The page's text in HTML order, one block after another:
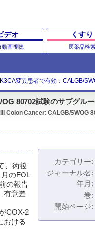
デオ
動画視聴
くすり
医薬品検索
変異患者で有効：CALGB/
80702試験のサブグル
Colon Cancer: CALGB/SWOG
カテゴリー
ジャーナル名
年月
巻
開始ページ
、術後
のFOL
の報告
有意差
COX-2
おける